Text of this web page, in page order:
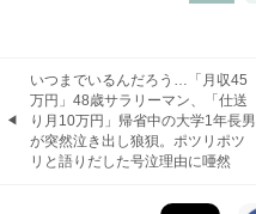
いつまでいるんだろう…「月収45
万円」48歳サラリーマン、「仕送
り月10万円」帰省中の大学1年長男
が突然泣き出し狼狽。ポツリポツ
リと語りだした号泣理由に唖然